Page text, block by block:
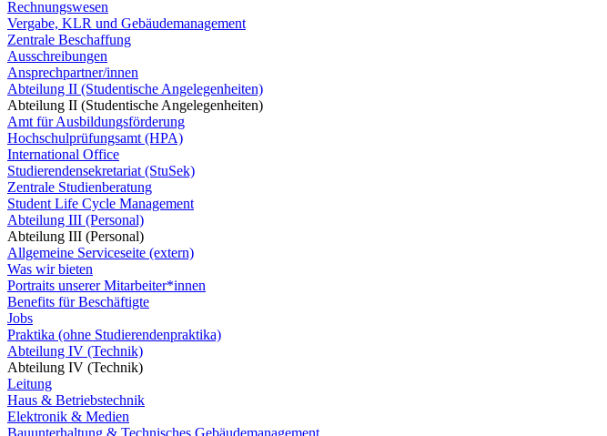
Rechnungswesen
Vergabe, KLR und Gebäudemanagement
Zentrale Beschaffung
Ausschreibungen
Ansprechpartner/innen
Abteilung II (Studentische Angelegenheiten)
Abteilung II (Studentische Angelegenheiten)
Amt für Ausbildungsförderung
Hochschulprüfungsamt (HPA)
International Office
Studierendensekretariat (StuSek)
Zentrale Studienberatung
Student Life Cycle Management
Abteilung III (Personal)
Abteilung III (Personal)
Allgemeine Serviceseite (extern)
Was wir bieten
Portraits unserer Mitarbeiter*innen
Benefits für Beschäftigte
Jobs
Praktika (ohne Studierendenpraktika)
Abteilung IV (Technik)
Abteilung IV (Technik)
Leitung
Haus & Betriebstechnik
Elektronik & Medien
Bauunterhaltung & Technisches Gebäudemanagement